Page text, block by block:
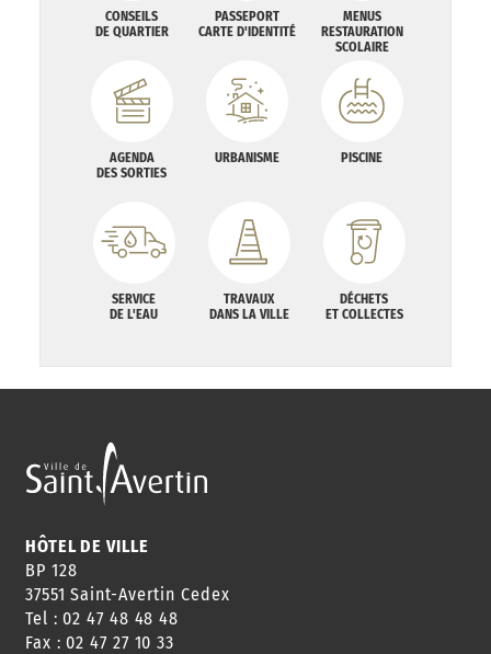
CONSEILS
DE QUARTIER
PASSEPORT
CARTE D'IDENTITÉ
MENUS
RESTAURATION
SCOLAIRE
AGENDA
DES SORTIES
URBANISME PISCINE
SERVICE
DE L'EAU
TRAVAUX
DANS LA VILLE
DÉCHETS
ET COLLECTES
HÔTEL DE VILLE
BP 128
37551 Saint-Avertin Cedex
Tel : 02 47 48 48 48
Fax : 02 47 27 10 33